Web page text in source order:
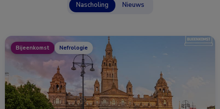
Nascholing Nieuws
Bijeenkomst Nefrologie